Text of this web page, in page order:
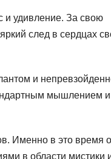
и удивление. За свою
след в сердцах
и
мышлением и
Именно в это время
в области мистики